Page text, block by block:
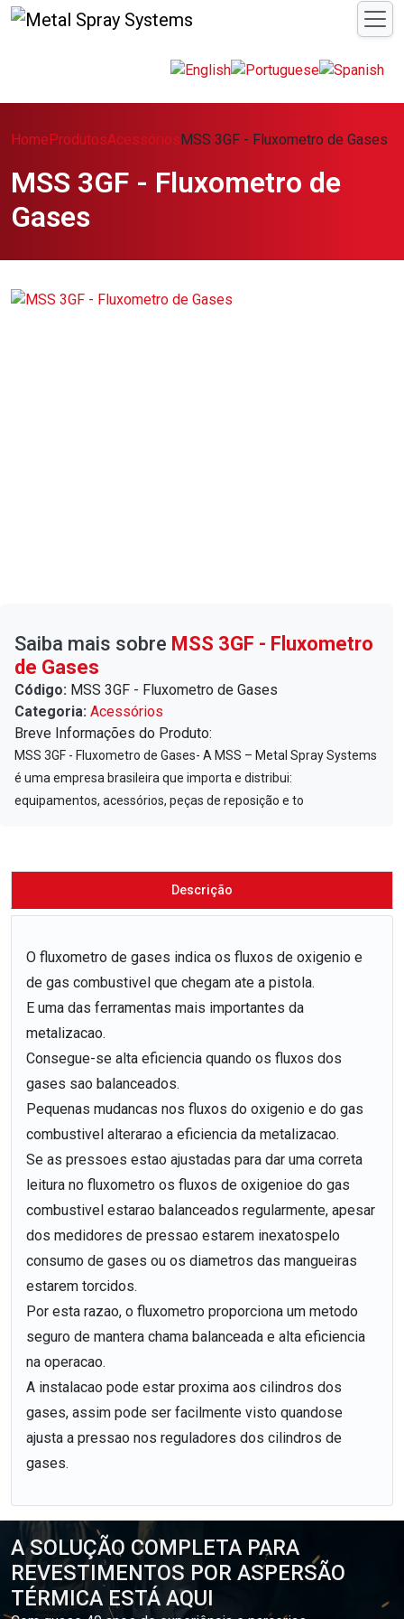
Home ProdutosAcessórios MSS 3GF - Fluxometro de Gases
MSS 3GF - Fluxometro de
Gases
Saiba mais sobre MSS 3GF - Fluxometro
de Gases
Código: MSS 3GF - Fluxometro de Gases
Categoria: Acessórios
Breve Informações do Produto:
MSS 3GF - Fluxometro de Gases- A MSS – Metal Spray Systems
é uma empresa brasileira que importa e distribui:
equipamentos, acessórios, peças de reposição e to
Descrição
O fluxometro de gases indica os fluxos de oxigenio e
de gas combustivel que chegam ate a pistola.
E uma das ferramentas mais importantes da
metalizacao.
Consegue-se alta eficiencia quando os fluxos dos
gases sao balanceados.
Pequenas mudancas nos fluxos do oxigenio e do gas
combustivel alterarao a eficiencia da metalizacao.
Se as pressoes estao ajustadas para dar uma correta
leitura no fluxometro os fluxos de oxigenioe do gas
combustivel estarao balanceados regularmente, apesar
dos medidores de pressao estarem inexatospelo
consumo de gases ou os diametros das mangueiras
estarem torcidos.
Por esta razao, o fluxometro proporciona um metodo
seguro de mantera chama balanceada e alta eficiencia
na operacao.
A instalacao pode estar proxima aos cilindros dos
gases, assim pode ser facilmente visto quandose
ajusta a pressao nos reguladores dos cilindros de
gases.
A SOLUÇÃO COMPLETA PARA
REVESTIMENTOS POR ASPERSÃO
TÉRMICA ESTÁ AQUI